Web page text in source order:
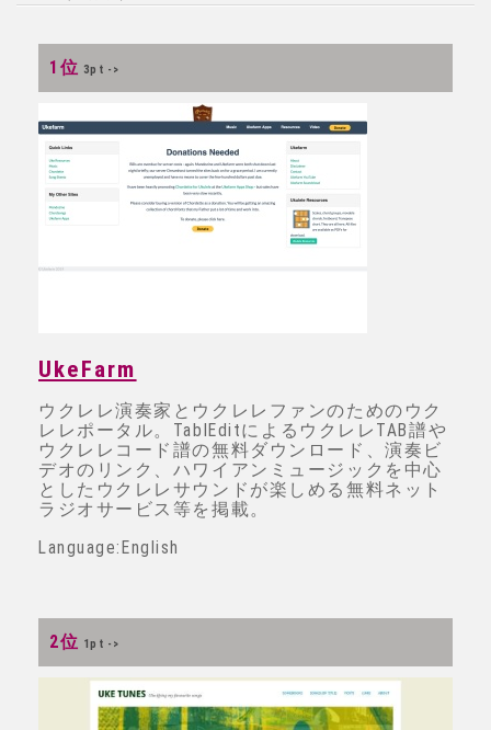
1位 3pt ->
UkeFarm
ウクレレ演奏家とウクレレファンのためのウク
レレポータル。TablEditによるウクレレTAB譜や
ウクレレコード譜の無料ダウンロード、演奏ビ
デオのリンク、ハワイアンミュージックを中心
としたウクレレサウンドが楽しめる無料ネット
ラジオサービス等を掲載。
Language:English
2位 1pt ->